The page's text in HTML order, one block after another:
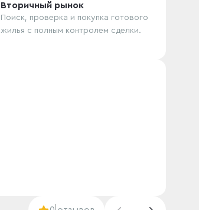
Вторичный рынок
Поиск, проверка и покупка готового
жилья с полным контролем сделки.